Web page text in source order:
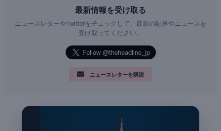
最新情報を受け取る
ニュースレターやTwitterをチェックして、最新の記事やニュースを
受け取ってください。
ニュースレターを購読